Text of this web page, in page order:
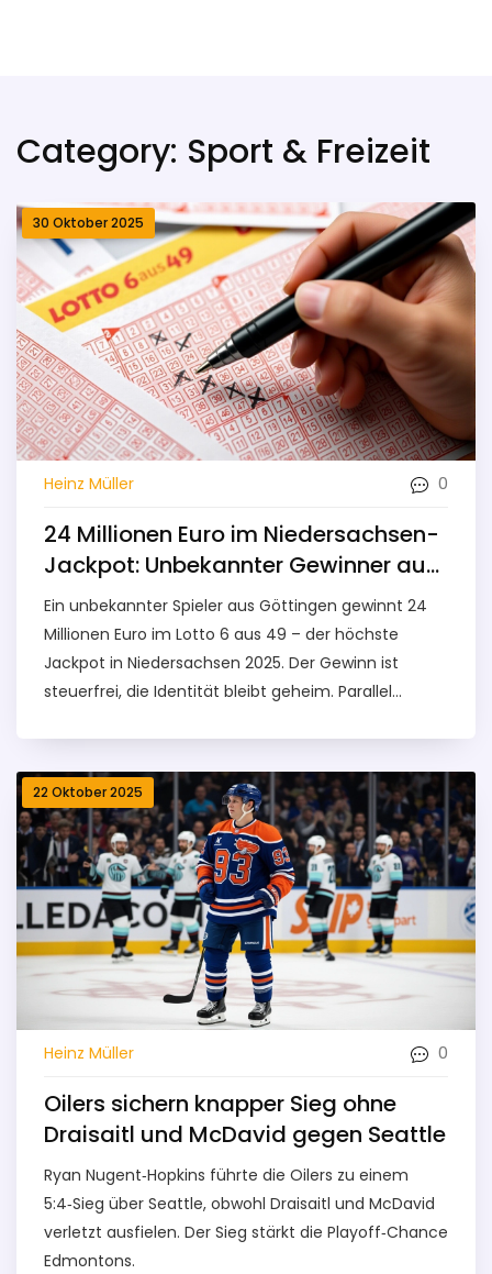
Category: Sport & Freizeit
30 Oktober 2025
Heinz Müller 0
24 Millionen Euro im Niedersachsen-
Jackpot: Unbekannter Gewinner aus
Göttingen
Ein unbekannter Spieler aus Göttingen gewinnt 24
Millionen Euro im Lotto 6 aus 49 – der höchste
Jackpot in Niedersachsen 2025. Der Gewinn ist
steuerfrei, die Identität bleibt geheim. Parallel
22 Oktober 2025
Heinz Müller 0
Oilers sichern knapper Sieg ohne
Draisaitl und McDavid gegen Seattle
Ryan Nugent‑Hopkins führte die Oilers zu einem
5:4‑Sieg über Seattle, obwohl Draisaitl und McDavid
verletzt ausfielen. Der Sieg stärkt die Playoff‑Chance
Edmontons.